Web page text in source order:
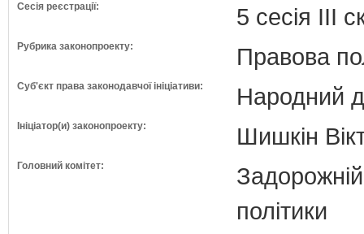
Сесія реєстрації: 5 сесія III
Рубрика законопроекту: Правова
Суб'єкт права законодавчої ініціативи: Народний
Ініціатор(и) законопроекту: Шишкін
Головний комітет:
політики